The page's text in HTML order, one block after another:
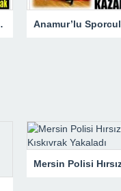
Kapanacak